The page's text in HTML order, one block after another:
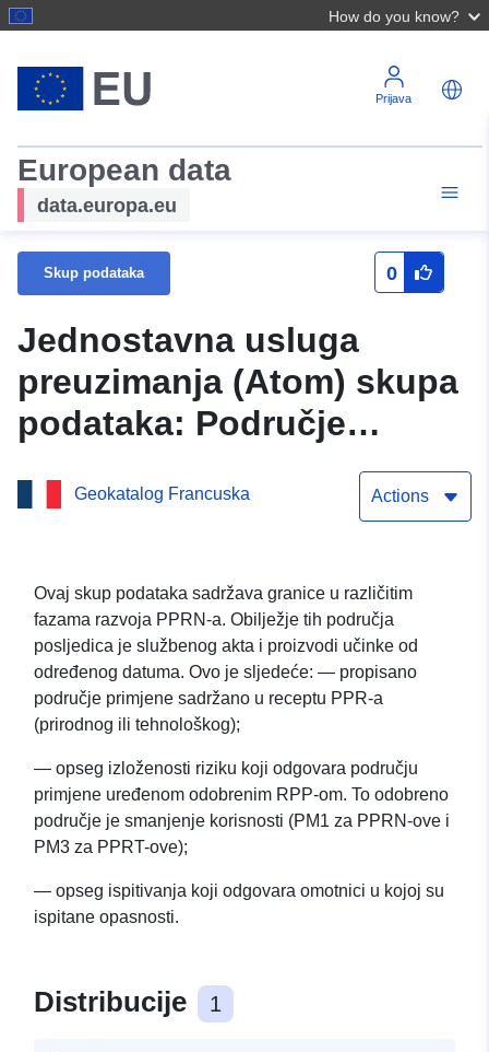
How do you know?
Prijava
European data
data.europa.eu
Skup podataka 0
Jednostavna usluga
preuzimanja (Atom) skupa
podataka: Područje
primjene plana prevencije
prirodnog rizika u
odobren 12. rujna 1994.
Geokatalog Francuska Actions
Ovaj skup podataka sadržava granice u različitim
fazama razvoja PPRN-a. Obilježje tih područja
posljedica je službenog akta i proizvodi učinke od
određenog datuma. Ovo je sljedeće: — propisano
područje primjene sadržano u receptu PPR-a
(prirodnog ili tehnološkog);
— opseg izloženosti riziku koji odgovara području
primjene uređenom odobrenim RPP-om. To odobreno
područje je smanjenje korisnosti (PM1 za PPRN-ove i
PM3 za PPRT-ove);
— opseg ispitivanja koji odgovara omotnici u kojoj su
ispitane opasnosti.
Distribucije 1